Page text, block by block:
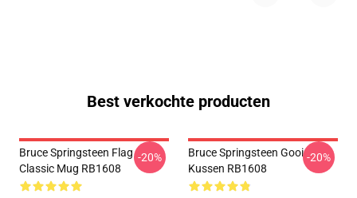
Best verkochte producten
Bruce Springsteen Flag
Classic Mug RB1608
-20%
Bruce Springsteen Gooi
Kussen RB1608
-20%